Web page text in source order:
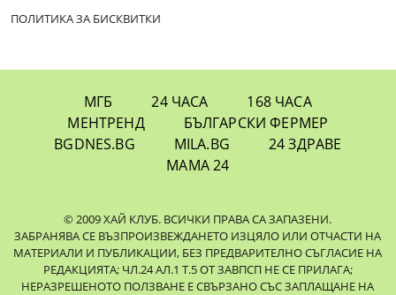
ПОЛИТИКА ЗА БИСКВИТКИ
МГБ 24 ЧАСА
168 ЧАСА
МЕНТРЕНД
БЪЛГАРСКИ ФЕРМЕР
BGDNES.BG
MILA.BG
24 ЗДРАВЕ
МАМА 24
© 2009 ХАЙ КЛУБ. ВСИЧКИ ПРАВА СА ЗАПАЗЕНИ.
ЗАБРАНЯВА СЕ ВЪЗПРОИЗВЕЖДАНЕТО ИЗЦЯЛО ИЛИ ОТЧАСТИ НА
МАТЕРИАЛИ И ПУБЛИКАЦИИ, БЕЗ ПРЕДВАРИТЕЛНО СЪГЛАСИЕ НА
РЕДАКЦИЯТА; ЧЛ.24 АЛ.1 Т.5 ОТ ЗАВПСП НЕ СЕ ПРИЛАГА;
НЕРАЗРЕШЕНОТО ПОЛЗВАНЕ Е СВЪРЗАНО СЪС ЗАПЛАЩАНЕ НА